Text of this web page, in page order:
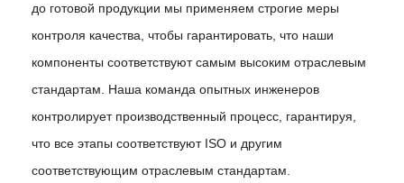
до готовой продукции мы применяем строгие меры
контроля качества, чтобы гарантировать, что наши
компоненты соответствуют самым высоким отраслевым
стандартам. Наша команда опытных инженеров
контролирует производственный процесс, гарантируя,
что все этапы соответствуют ISO и другим
соответствующим отраслевым стандартам.